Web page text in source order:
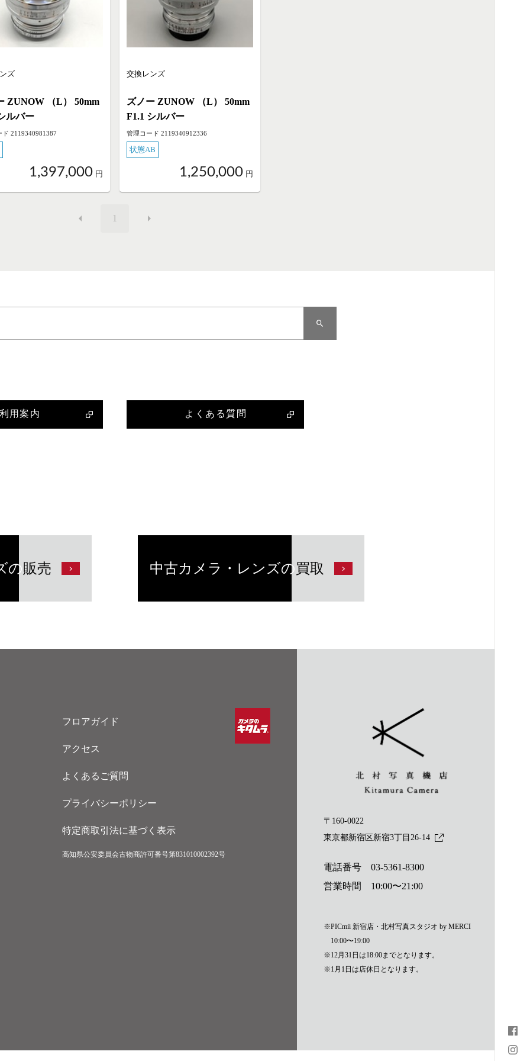
ズ
ZUNOW （L） 50mm
ルバー
ド 2119340981387
1,397,000 円
交換レンズ
ズノー ZUNOW （L） 50mm
F1.1 シルバー
管理コード 2119340912336
状態AB
1,250,000 円
1
用案内 よくある質問
の販売 中古カメラ・レンズの買取
フロアガイド
アクセス
よくあるご質問
プライバシーポリシー
特定商取引法に基づく表示
高知県公安委員会古物商許可番号第831010002392号
〒160-0022
東京都新宿区新宿3丁目26-14
電話番号03-5361-8300
営業時間 10:00〜21:00
※PICmii 新宿店・北村写真スタジオ by MERCI
10:00〜19:00
※12月31日は18:00までとなります。
※1月1日は店休日となります。